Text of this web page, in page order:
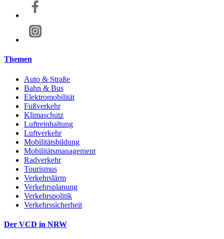
Themen
Auto & Straße
Bahn & Bus
Elektromobilität
Fußverkehr
Klimaschutz
Luftreinhaltung
Luftverkehr
Mobilitätsbildung
Mobilitätsmanagement
Radverkehr
Tourismus
Verkehrslärm
Verkehrsplanung
Verkehrspolitik
Verkehrssicherheit
Der VCD in NRW